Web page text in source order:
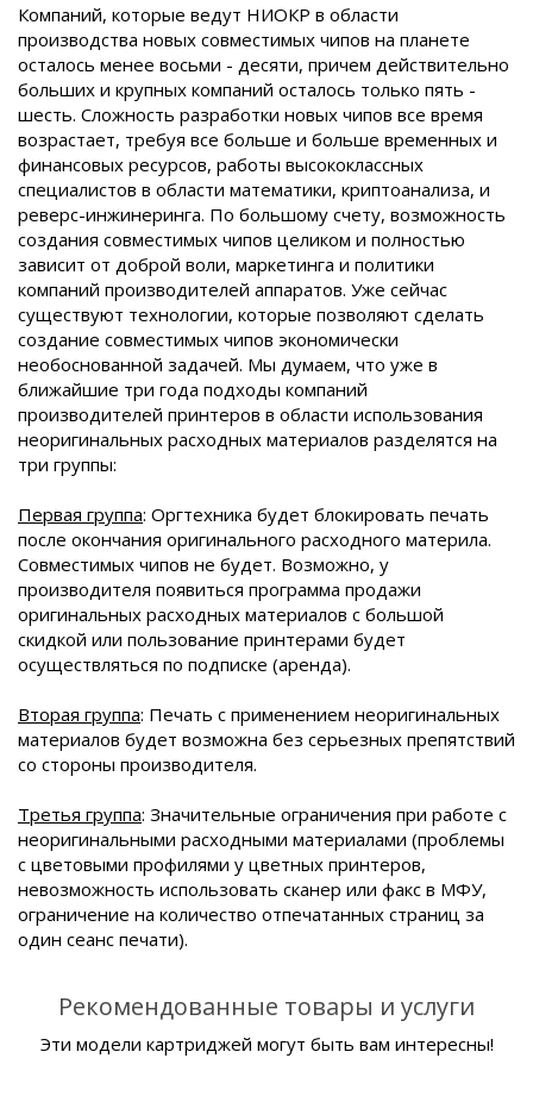
Компаний, которые ведут НИОКР в области
производства новых совместимых чипов на планете
осталось менее восьми - десяти, причем действительно
больших и крупных компаний осталось только пять -
шесть. Сложность разработки новых чипов все время
возрастает, требуя все больше и больше временных и
финансовых ресурсов, работы высококлассных
специалистов в области математики, криптоанализа, и
реверс-инжинеринга. По большому счету, возможность
создания совместимых чипов целиком и полностью
зависит от доброй воли, маркетинга и политики
компаний производителей аппаратов. Уже сейчас
существуют технологии, которые позволяют сделать
создание совместимых чипов экономически
необоснованной задачей. Мы думаем, что уже в
ближайшие три года подходы компаний
производителей принтеров в области использования
неоригинальных расходных материалов разделятся на
три группы:
Первая группа: Оргтехника будет блокировать печать
после окончания оригинального расходного материла.
Совместимых чипов не будет. Возможно, у
производителя появиться программа продажи
оригинальных расходных материалов с большой
скидкой или пользование принтерами будет
осуществляться по подписке (аренда).
Вторая группа: Печать с применением неоригинальных
материалов будет возможна без серьезных препятствий
со стороны производителя.
Третья группа: Значительные ограничения при работе с
неоригинальными расходными материалами (проблемы
с цветовыми профилями у цветных принтеров,
невозможность использовать сканер или факс в МФУ,
ограничение на количество отпечатанных страниц за
один сеанс печати).
Рекомендованные товары и услуги
Эти модели картриджей могут быть вам интересны!